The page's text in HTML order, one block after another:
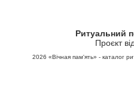
Ритуальний
Проєкт
2026 «Вічная пам'ять» - каталог